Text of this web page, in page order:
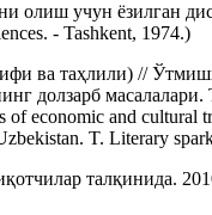
олиш учун ёзилган
- Tashkent, 1974.)
ва таҳлили) //
долзарб масалалари.
of economic and cultural
T. Literary
талқинида.